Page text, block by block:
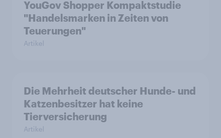
YouGov Shopper Kompaktstudie
"Handelsmarken in Zeiten von
Teuerungen"
Artikel
Die Mehrheit deutscher Hunde- und
Katzenbesitzer hat keine
Tierversicherung
Artikel